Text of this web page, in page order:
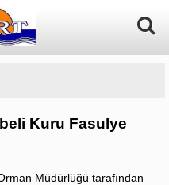
Kuru Fasulye
Müdürlüğü tarafından